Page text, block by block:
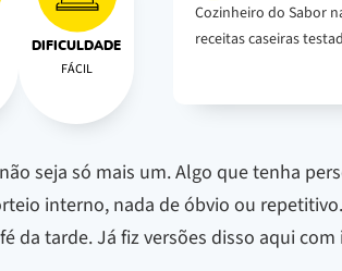
DIFICULDADE
FÁCIL
Cozinheiro do Sabor
receitas caseiras
seja só mais um. Algo que tenha
interno, nada de óbvio ou
da tarde. Já fiz versões disso aqui